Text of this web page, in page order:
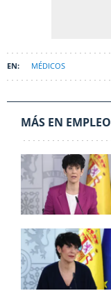
MÉDICOS
MÁS EN EMPLEO